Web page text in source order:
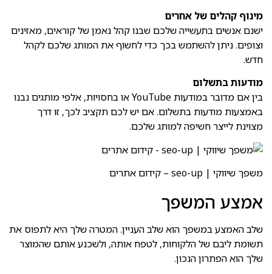
מינוף קהלים של אחרים
ישנם אנשים בתעשייה שלכם שבנו קהל נאמן של קוראים, מאזינים
וצופים. ניתן להשתמש בכך כדי לחשוף את המותג שלכם לקהל
חדש.
מודעות בתשלום
בין אם מדובר במודעות YouTube או בחסויות, אלפי מותגים נבנו
באמצעות מודעות בתשלום. אם יש לכם תקציב לכך, זו דרך
מצוינת לייצר חשיפה למותג שלכם.
משפך שיווקי | seo-up – קידום אתרים
אמצע המשפך
שלב האמצע במשפך הוא שלב העניין. המטרה שלך היא לתפוס את
תשומת ליבם של הלקוחות, לטפח אותה, ולשכנע אותם שהמוצר
שלך הוא הפתרון הנכון.